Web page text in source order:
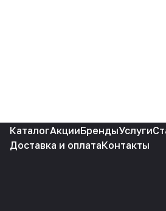
КаталогАкцииБрендыУслуги
Доставка и оплатаКонтакты